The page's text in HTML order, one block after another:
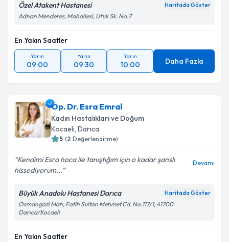
Özel Atakent Hastanesi Haritada Göster
Adnan Menderes, Mahallesi, Ufuk Sk. No:7
En Yakın Saatler
Yarın
09:00
Yarın
09:30
Yarın
10:00 Daha Fazla
Op. Dr. Esra Emral
Kadın Hastalıkları ve Doğum
Kocaeli, Darıca
5 (2 Değerlendirme)
Kendimi Esra hoca ile tanıştığım için o kadar şanslı
hissediyorum...
Devamı
Büyük Anadolu Hastanesi Darıca Haritada Göster
Osmangazi Mah, Fatih Sultan Mehmet Cd. No:117/1, 41700
Darıca/Kocaeli
En Yakın Saatler